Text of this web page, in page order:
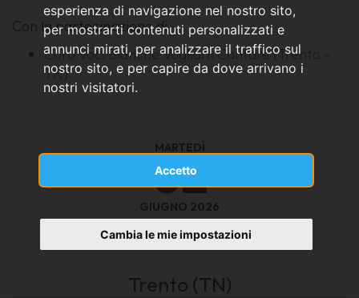
esperienza di navigazione nel nostro sito,
per mostrarti contenuti personalizzati e
annunci mirati, per analizzare il traffico sul
nostro sito, e per capire da dove arrivano i
nostri visitatori.
Accetto
Cambia le mie impostazioni
Con la partecipazione di
Coro Voci Bianche Vogliam Cantare (Trento -
TN)
MARTEDÌ
02
GIUGNO 2026
ore 18:00
Trento (TN)